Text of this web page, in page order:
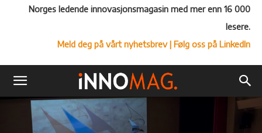
Norges ledende innovasjonsmagasin med mer enn 16 000
lesere.
Meld deg på vårt nyhetsbrev| Følg oss på LinkedIn